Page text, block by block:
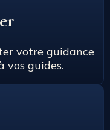
votre guidance
vos guides.